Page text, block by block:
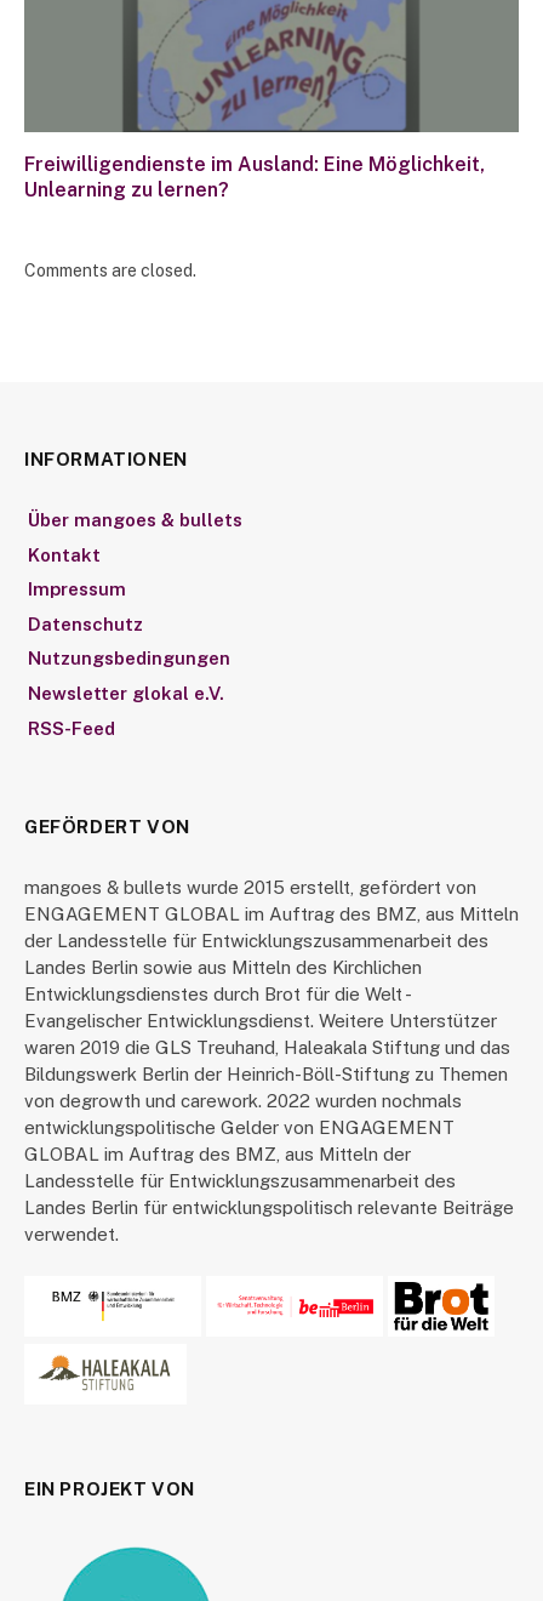
Freiwilligendienste im Ausland: Eine Möglichkeit,
Unlearning zu lernen?
Comments are closed.
INFORMATIONEN
Über mangoes & bullets
Kontakt
Impressum
Datenschutz
Nutzungsbedingungen
Newsletter glokal e.V.
RSS-Feed
GEFÖRDERT VON
mangoes & bullets wurde 2015 erstellt, gefördert von
ENGAGEMENT GLOBAL im Auftrag des BMZ, aus Mitteln
der Landesstelle für Entwicklungszusammenarbeit des
Landes Berlin sowie aus Mitteln des Kirchlichen
Entwicklungsdienstes durch Brot für die Welt -
Evangelischer Entwicklungsdienst. Weitere Unterstützer
waren 2019 die GLS Treuhand, Haleakala Stiftung und das
Bildungswerk Berlin der Heinrich-Böll-Stiftung zu Themen
von degrowth und carework. 2022 wurden nochmals
entwicklungspolitische Gelder von ENGAGEMENT
GLOBAL im Auftrag des BMZ, aus Mitteln der
Landesstelle für Entwicklungszusammenarbeit des
Landes Berlin für entwicklungspolitisch relevante Beiträge
verwendet.
EIN PROJEKT VON